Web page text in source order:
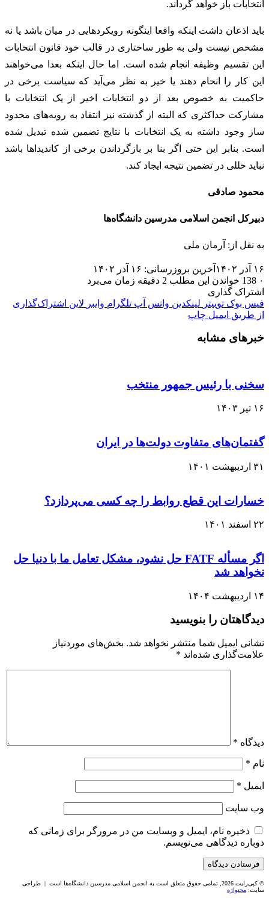
انتخابات باز خواهد گرداند.
باید اذعان داشت اینکه واقعا اینگونه رویکردهایی در میان باشد یا نه
مشخص نیست ولی به طور ساختاری در قالب خود قانون انتخابات
این تقسیم وظیفه انجام شده است. اما حال اینکه بعدا می‌خواهند
این کار را انحام دهند یا خیر به نظر می‌آید که سیاست برخی در
حاکمیت به خصوص بعد از دو انتخابات اخیر از یک انتخابات با
مشارکت حداکثری که البته از گذشته نیز انتقاد به رویه‌های محدود
ساز وجود داشته به یک انتخابات با نتایج تضمین شده تبدیل شده
است. بنابر این حتی اگر بنا بر بازگرداندن برخی از کاندیداها باشد
نباید خللی در تضمین نتیجه ایجاد کند.
محمود صادقی
دبیرکل انجمن اسلامی مدرسین دانشگاه‌ها
به نقل از: آرمان ملی
۱۶ آذر ۱۴۰۲
آخرین بروزرسانی: ۱۶ آذر ۱۴۰۲
۰
خواندن این مطلب 2 دقیقه زمان می‌برد
اشتراک گذاری
فیس بوک توییتر لینکدین واتس آپ تلگرام وایبر لاین اشتراک‌گذاری
از طریق ایمیل چاپ
خبرهای مشابه
سخنی با رئیس جمهور منتخب
۱۶ تیر ۱۴۰۳
گفتمان‌‌های متفاوت دولت‌ها در ایران
۳۱ اردیبهشت ۱۴۰۱
خسارات این قطع روابط را چه کسی می‌پردازد؟
۲۲ اسفند ۱۴۰۱
اگر مسأله FATF حل نشود، مشکل تعامل ما با دنیا حل
نخواهد شد
۱۴ اردیبهشت ۱۴۰۴
دیدگاهتان را بنویسید
نشانی ایمیل شما منتشر نخواهد شد. بخش‌های موردنیاز
علامت‌گذاری شده‌اند *
دیدگاه *
نام *
ایمیل *
وب‌ سایت
ذخیره نام، ایمیل و وبسایت من در مرورگر برای زمانی که
دوباره دیدگاهی می‌نویسم.
© کپی‌رایت 2026, تمامی حقوق متعلق است به انجمن اسلامی مدرسین دانشگاه‌ها است | طراحی
سایت: محتواژه